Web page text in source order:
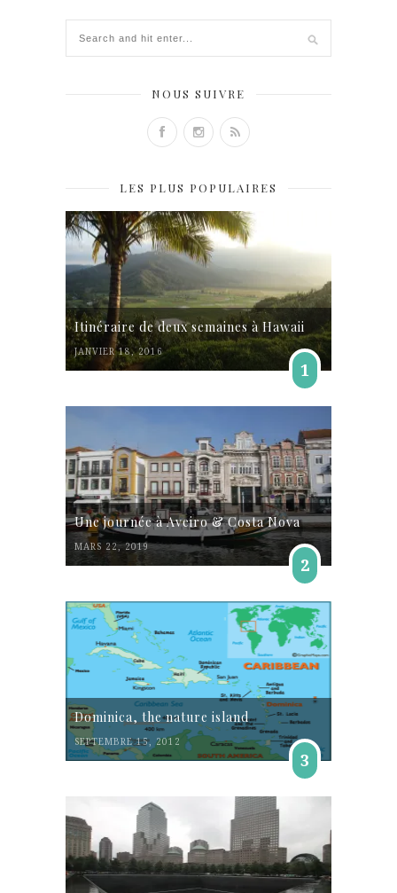
NOUS SUIVRE
LES PLUS POPULAIRES
Itinéraire de deux semaines à Hawaii
JANVIER 18, 2016
1
Une journée à Aveiro & Costa Nova
MARS 22, 2019
2
Dominica, the nature island
SEPTEMBRE 15, 2012
3